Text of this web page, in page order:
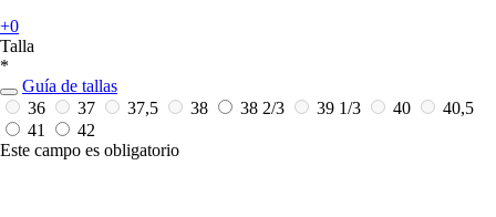
+0
Talla
*
Guía de tallas
36
37 37,5 38 38 2/3 39 1/3 40
40,5
41
42
Este campo es obligatorio